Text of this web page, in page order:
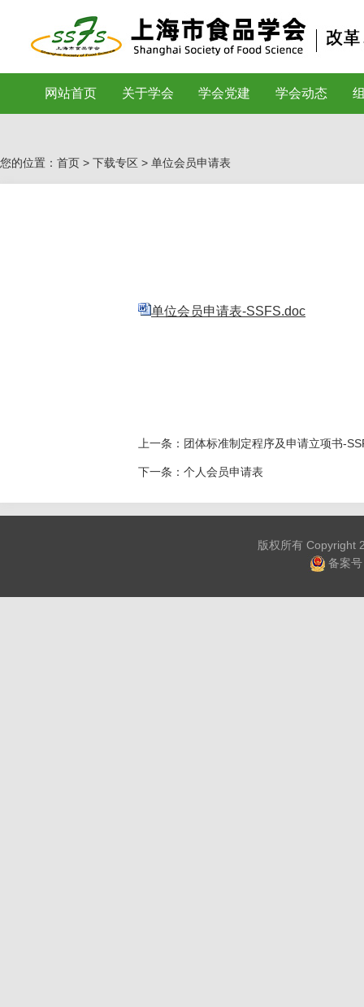
网站首页 关于学会 学会党建 学会动态
您的位置：首页 > 下载专区 > 单位会员申请表
单位会员申请表-SSFS.doc
上一条： 团体标准制定程序及申请立项书-
下一条： 个人会员申请表
版权所有 Copyright
备案